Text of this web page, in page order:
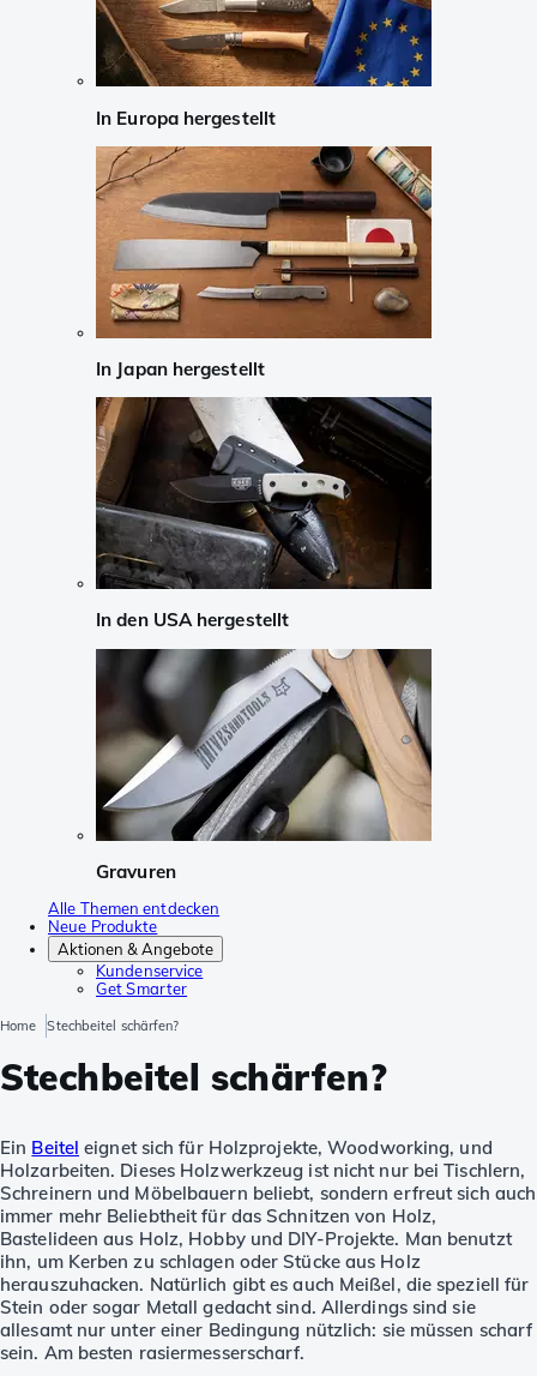
In Europa hergestellt
In Japan hergestellt
In den USA hergestellt
Gravuren
Alle Themen entdecken
Neue Produkte
Aktionen & Angebote
Kundenservice
Get Smarter
Home Stechbeitel schärfen?
Stechbeitel schärfen?
Ein Beitel eignet sich für Holzprojekte, Woodworking, und
Holzarbeiten. Dieses Holzwerkzeug ist nicht nur bei Tischlern,
Schreinern und Möbelbauern beliebt, sondern erfreut sich auch
immer mehr Beliebtheit für das Schnitzen von Holz,
Bastelideen aus Holz, Hobby und DIY-Projekte. Man benutzt
ihn, um Kerben zu schlagen oder Stücke aus Holz
herauszuhacken. Natürlich gibt es auch Meißel, die speziell für
Stein oder sogar Metall gedacht sind. Allerdings sind sie
allesamt nur unter einer Bedingung nützlich: sie müssen scharf
sein. Am besten rasiermesserscharf.